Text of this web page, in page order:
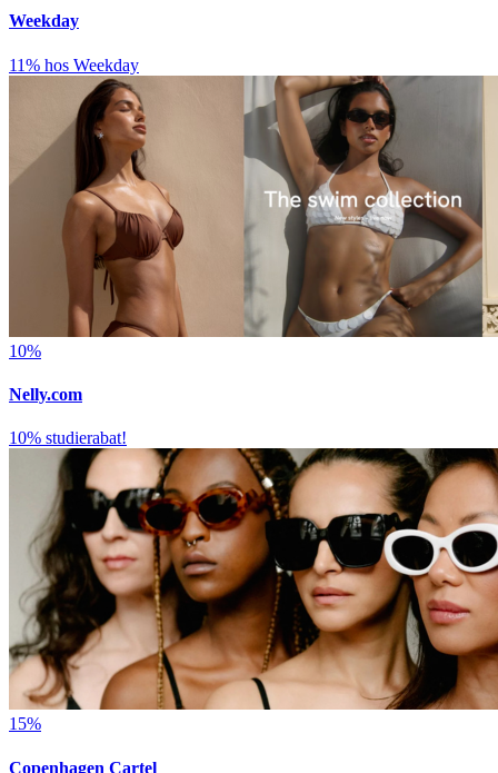
Weekday
11% hos Weekday
10%
Nelly.com
10% studierabat!
15%
Copenhagen Cartel